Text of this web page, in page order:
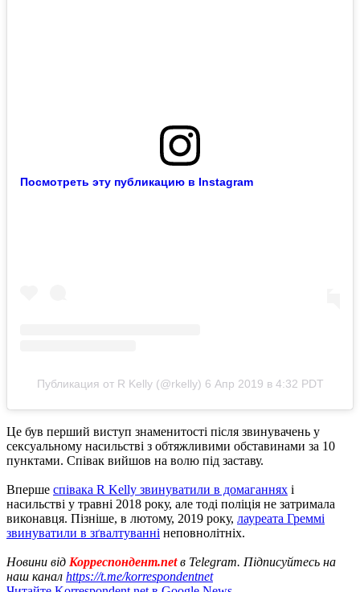
Посмотреть эту публикацию в Instagram
Публикация от R Kelly (@rkelly) 6 Апр 2019 в 4:32 PDT
Це був перший виступ знаменитості після звинувачень у
сексуальному насильстві з обтяжливими обставинами за 10
пунктами. Співак вийшов на волю під заставу.
Вперше співака R Kelly звинуватили в домаганнях і
насильстві у травні 2018 року, але тоді поліція не затримала
виконавця. Пізніше, в лютому, 2019 року, лауреата Греммі
звинуватили в зґвалтуванні неповнолітніх.
Новини від Корреспондент.netв Telegram. Підписуйтесь на
наш канал https://t.me/korrespondentnet